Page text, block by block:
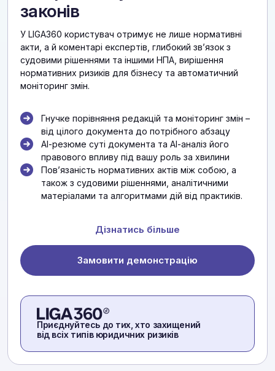
законів
У LIGA360 користувач отримує не лише нормативні
акти, а й коментарі експертів, глибокий звʼязок з
судовими рішеннями та іншими НПА, вирішення
нормативних ризиків для бізнесу та автоматичний
моніторинг змін.
Гнучке порівняння редакцій та моніторинг змін –
від цілого документа до потрібного абзацу
АІ-резюме суті документа та АІ-аналіз його
правового впливу під вашу роль за хвилини
Повʼязаність нормативних актів між собою, а
також з судовими рішеннями, аналітичними
матеріалами та алгоритмами дій від практиків.
Дізнатись більше
Замовити демонстрацію
Приєднуйтесь до тих, хто захищений
від всіх типів юридичних ризиків